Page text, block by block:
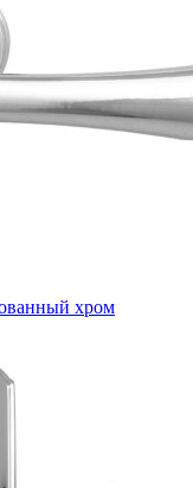
хром